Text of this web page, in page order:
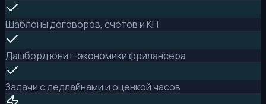
Шаблоны договоров, счетов и КП
Дашборд юнит-экономики фрилансера
Задачи с дедлайнами и оценкой часов